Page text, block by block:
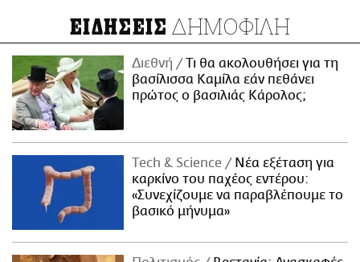
ΕΙΔΗΣΕΙΣ ΔΗΜΟΦΙΛΗ
Διεθνή
Τι θα ακολουθήσει για τη
βασίλισσα Καμίλα εάν πεθάνει
πρώτος ο βασιλιάς Κάρολος;
Τech & Science
Νέα εξέταση για
καρκίνο του παχέος εντέρου:
«Συνεχίζουμε να παραβλέπουμε το
βασικό μήνυμα»